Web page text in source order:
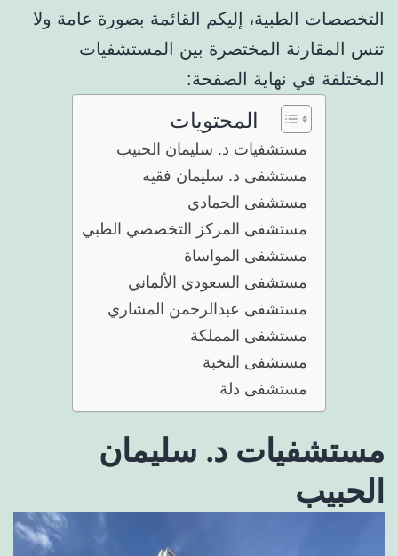
التخصصات الطبية، إليكم القائمة بصورة عامة ولا
تنس المقارنة المختصرة بين المستشفيات
المختلفة في نهاية الصفحة:
المحتويات
مستشفيات د. سليمان الحبيب
مستشفى د. سليمان فقيه
مستشفى الحمادي
مستشفى المركز التخصصي الطبي
مستشفى المواساة
مستشفى السعودي الألماني
مستشفى عبدالرحمن المشاري
مستشفى المملكة
مستشفى النخبة
مستشفى دلة
مستشفيات د. سليمان
الحبيب